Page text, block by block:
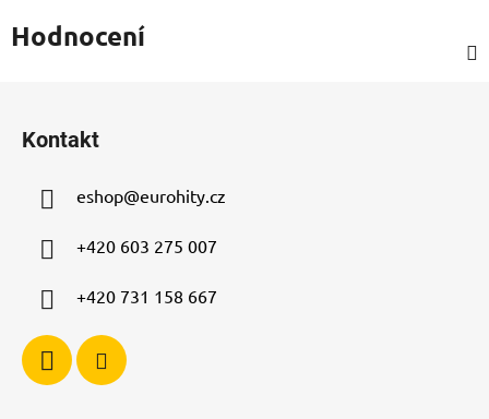
Hodnocení
Kontakt
eshop@eurohity.cz
+420 603 275 007
+420 731 158 667